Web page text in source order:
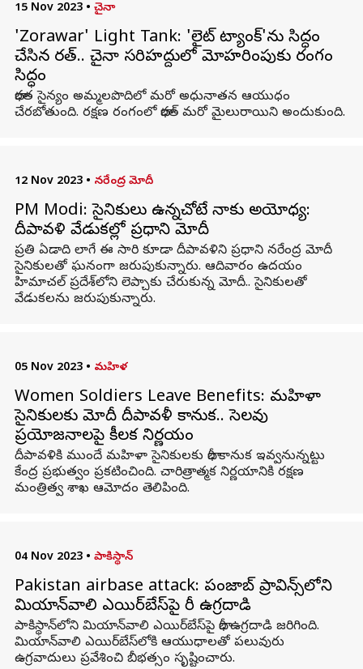
15 Nov 2023 • చైనా
'Zorawar' Light Tank: 'లైట్ ట్యాంక్‌'ను సిద్ధం
చేసిన భారత్.. చైనా సరిహద్దులో మోహరింపుకు రంగం
సిద్ధం
భారత సైన్యం అమ్మలపొదిలో మరో అధునాతన ఆయుధం
చేరబోతుంది. రక్షణ రంగంలో భారత్ మరో మైలురాయిని అందుకుంది.
12 Nov 2023 • నరేంద్ర మోదీ
PM Modi: సైనికులు ఉన్నచోటే నాకు అయోధ్య:
దీపావళి వేడుకల్లో ప్రధాని మోదీ
ప్రతి ఏడాది లాగే ఈ సారి కూడా దీపావళిని ప్రధాని నరేంద్ర మోదీ
సైనికులతో ఘనంగా జరుపుకున్నారు. ఆదివారం ఉదయం
హిమాచల్‌ ప్రదేశ్‌లోని లెప్చాకు చేరుకున్న మోదీ.. సైనికులతో
వేడుకలను జరుపుకున్నారు.
05 Nov 2023 • మహిళ
Women Soldiers Leave Benefits: మహిళా
సైనికులకు మోదీ దీపావళీ కానుక.. సెలవు
ప్రయోజనాలపై కీలక నిర్ణయం
దీపావళికి ముందే మహిళా సైనికులకు భారీ కానుక ఇవ్వనున్నట్టు
కేంద్ర ప్రభుత్వం ప్రకటించింది. చారిత్రాత్మక నిర్ణయానికి రక్షణ
మంత్రిత్వ శాఖ ఆమోదం తెలిపింది.
04 Nov 2023 • పాకిస్థాన్
Pakistan airbase attack: పంజాబ్ ప్రావిన్స్‌లోని
మియాన్‌వాలి ఎయిర్‌బేస్‌పై భారీ ఉగ్రదాడి
పాకిస్థాన్‌లోని మియాన్‌వాలి ఎయిర్‌బేస్‌పై భారీ ఉగ్రదాడి జరిగింది.
మియాన్‌వాలి ఎయిర్‌బేస్‌లోకి ఆయుధాలతో పలువురు
ఉగ్రవాదులు ప్రవేశించి బీభత్సం సృష్టించారు.